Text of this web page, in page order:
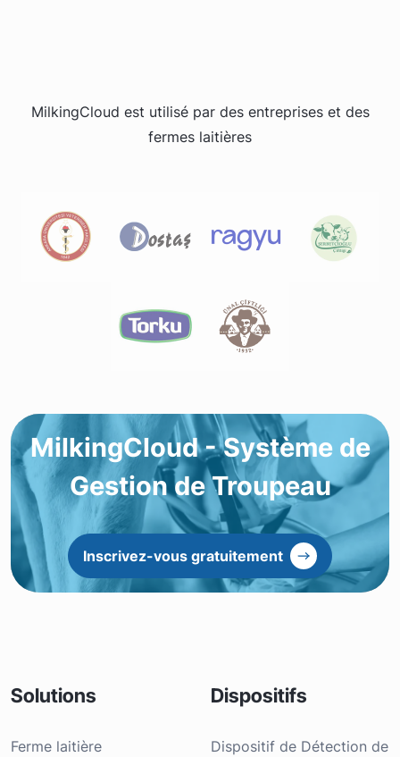
MilkingCloud est utilisé par des entreprises et des
fermes laitières
MilkingCloud - Système de
Gestion de Troupeau
Inscrivez-vous gratuitement
Solutions
Ferme laitière
Dispositifs
Dispositif de Détection de